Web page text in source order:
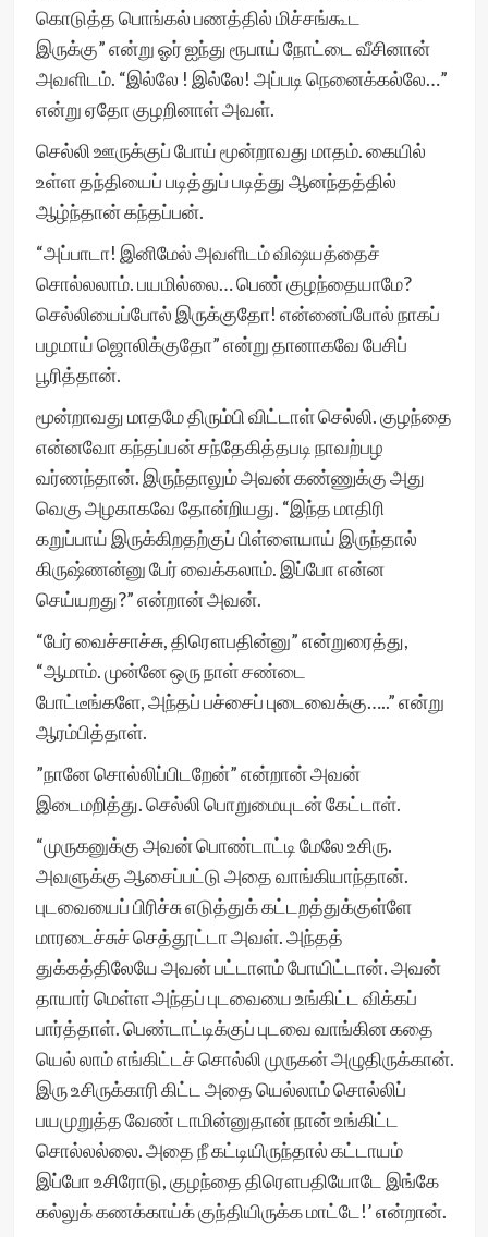
கொடுத்த பொங்கல் பணத்தில் மிச்சங்கூட
இருக்கு” என்று ஓர் ஐந்து ரூபாய் நோட்டை வீசினான்
அவளிடம். “இல்லே ! இல்லே! அப்படி நெனைக்கல்லே…”
என்று ஏதோ குழறினாள் அவள்.
செல்லி ஊருக்குப் போய் மூன்றாவது மாதம். கையில்
உள்ள தந்தியைப் படித்துப் படித்து ஆனந்தத்தில்
ஆழ்ந்தான் கந்தப்பன்.
“அப்பாடா! இனிமேல் அவளிடம் விஷயத்தைச்
சொல்லலாம். பயமில்லை… பெண் குழந்தையாமே?
செல்லியைப்போல் இருக்குதோ! என்னைப்போல் நாகப்
பழமாய் ஜொலிக்குதோ” என்று தானாகவே பேசிப்
பூரித்தான்.
மூன்றாவது மாதமே திரும்பி விட்டாள் செல்லி. குழந்தை
என்னவோ கந்தப்பன் சந்தேகித்தபடி நாவற்பழ
வர்ணந்தான். இருந்தாலும் அவன் கண்ணுக்கு அது
வெகு அழகாகவே தோன்றியது. “இந்த மாதிரி
கறுப்பாய் இருக்கிறதற்குப் பிள்ளையாய் இருந்தால்
கிருஷ்ணன்னு பேர் வைக்கலாம். இப்போ என்ன
செய்யறது?” என்றான் அவன்.
“பேர் வைச்சாச்சு, திரௌபதின்னு” என்றுரைத்து,
“ஆமாம். முன்னே ஒரு நாள் சண்டை
போட்டீங்களே, அந்தப் பச்சைப் புடைவைக்கு…..” என்று
ஆரம்பித்தாள்.
”நானே சொல்லிப்பிடறேன்” என்றான் அவன்
இடைமறித்து. செல்லி பொறுமையுடன் கேட்டாள்.
“முருகனுக்கு அவன் பொண்டாட்டி மேலே உசிரு.
அவளுக்கு ஆசைப்பட்டு அதை வாங்கியாந்தான்.
புடவையைப் பிரிச்சு எடுத்துக் கட்டறத்துக்குள்ளே
மாரடைச்சுச் செத்தூட்டா அவள். அந்தத்
துக்கத்திலேயே அவன் பட்டாளம் போயிட்டான். அவன்
தாயார் மெள்ள அந்தப் புடவையை உங்கிட்ட விக்கப்
பார்த்தாள். பெண்டாட்டிக்குப் புடவை வாங்கின கதை
யெல் லாம் எங்கிட்டச் சொல்லி முருகன் அழுதிருக்கான்.
இரு உசிருக்காரி கிட்ட அதை யெல்லாம் சொல்லிப்
பயமுறுத்த வேண் டாமின்னுதான் நான் உங்கிட்ட
சொல்லல்லை. அதை நீ கட்டியிருந்தால் கட்டாயம்
இப்போ உசிரோடு, குழந்தை திரௌபதியோடே இங்கே
கல்லுக் கணக்காய்க் குந்தியிருக்க மாட்டே!’ என்றான்.